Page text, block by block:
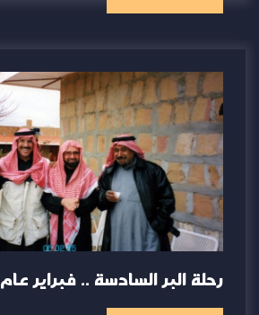
رحلة البر السادسة .. فبراير عام 2006م